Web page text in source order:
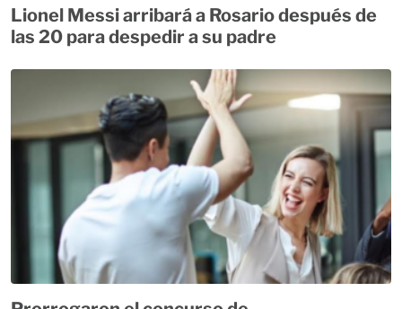
Lionel Messi arribará a Rosario después de
las 20 para despedir a su padre